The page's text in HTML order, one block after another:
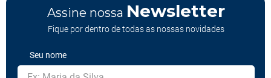
Assine nossa Newsletter
Fique por dentro de todas as nossas novidades
Seu nome